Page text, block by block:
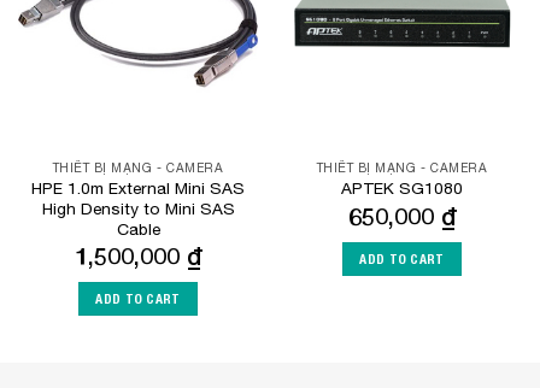
THIẾT BỊ MẠNG - CAMERA
HPE 1.0m External Mini SAS
High Density to Mini SAS
Cable
1,500,000 ₫
ADD TO CART
THIẾT BỊ MẠNG - CAMERA
APTEK SG1080
650,000 ₫
ADD TO CART